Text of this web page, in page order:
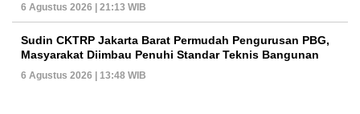
6 Agustus 2026 | 21:13 WIB
Sudin CKTRP Jakarta Barat Permudah Pengurusan PBG,
Masyarakat Diimbau Penuhi Standar Teknis Bangunan
6 Agustus 2026 | 13:48 WIB